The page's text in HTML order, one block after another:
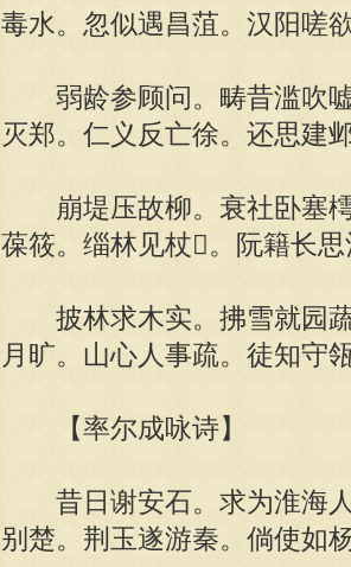
毒水。忽似遇昌菹。汉阳嗟
弱龄参顾问。畴昔滥吹嘘
灭郑。仁义反亡徐。还思建
崩堤压故柳。衰社卧塞樗
葆筱。缁林见杖。阮籍长
披林求木实。拂雪就园蔬
月旷。山心人事疏。徒知守
【率尔成咏诗】
昔日谢安石。求为淮海人
别楚。荆玉遂游秦。倘使如